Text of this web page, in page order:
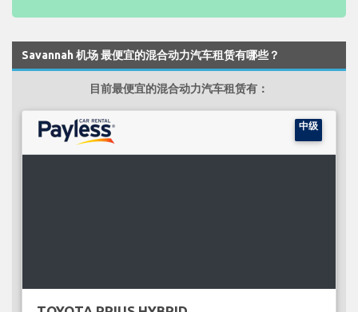
Savannah 机场 最便宜的混合动力汽车租赁有哪些？
目前最便宜的混合动力汽车租赁有：
中级